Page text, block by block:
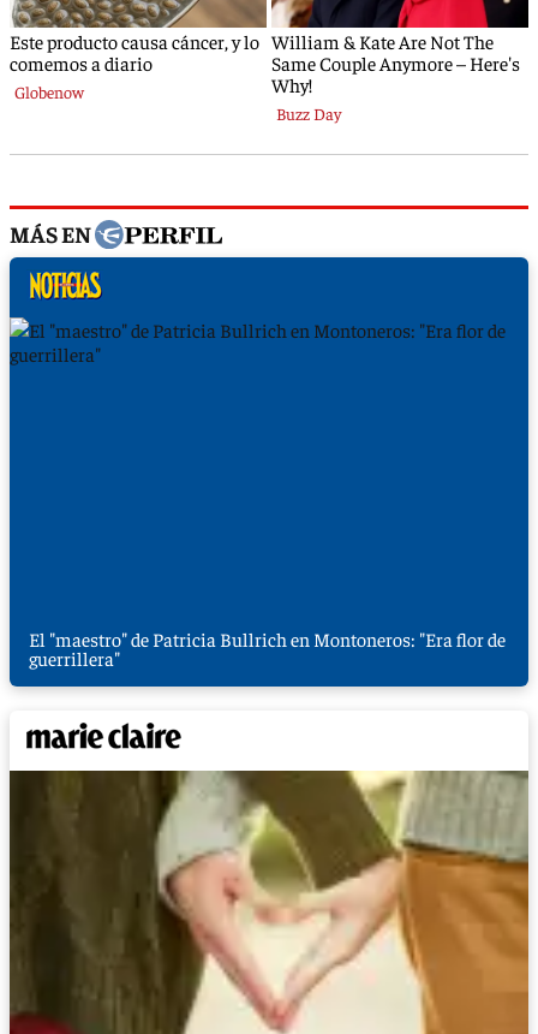
MÁS EN
El "maestro" de Patricia Bullrich en Montoneros: "Era flor de
guerrillera"